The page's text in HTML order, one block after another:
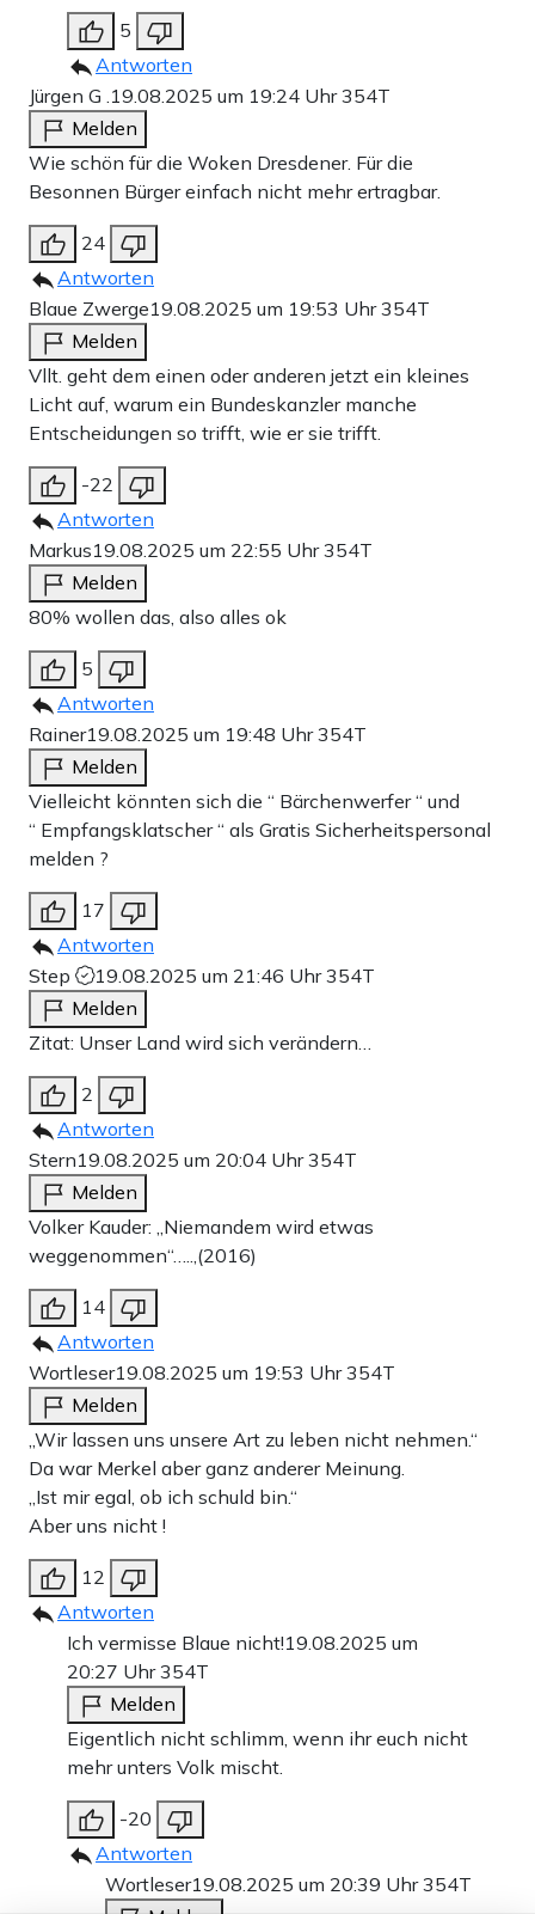
5
Antworten
Jürgen G .19.08.2025 um 19:24 Uhr354T
Melden
Wie schön für die Woken Dresdener. Für die
Besonnen Bürger einfach nicht mehr ertragbar.
24
Antworten
Blaue Zwerge19.08.2025 um 19:53 Uhr354T
Melden
Vllt. geht dem einen oder anderen jetzt ein kleines
Licht auf, warum ein Bundeskanzler manche
Entscheidungen so trifft, wie er sie trifft.
-22
Antworten
Markus19.08.2025 um 22:55 Uhr354T
Melden
80% wollen das, also alles ok
5
Antworten
Rainer19.08.2025 um 19:48 Uhr354T
Melden
Vielleicht könnten sich die “ Bärchenwerfer “ und
“ Empfangsklatscher “ als Gratis Sicherheitspersonal
melden ?
17
Antworten
Step
19.08.2025 um 21:46 Uhr354T
Melden
Zitat: Unser Land wird sich verändern…
2
Antworten
Stern19.08.2025 um 20:04 Uhr354T
Melden
Volker Kauder: „Niemandem wird etwas
weggenommen“…..,(2016)
14
Antworten
Wortleser19.08.2025 um 19:53 Uhr354T
Melden
„Wir lassen uns unsere Art zu leben nicht nehmen.“
Da war Merkel aber ganz anderer Meinung.
„Ist mir egal, ob ich schuld bin.“
Aber uns nicht !
12
Antworten
Ich vermisse Blaue nicht!19.08.2025 um
20:27 Uhr354T
Melden
Eigentlich nicht schlimm, wenn ihr euch nicht
mehr unters Volk mischt.
-20
Antworten
Wortleser19.08.2025 um 20:39 Uhr354T